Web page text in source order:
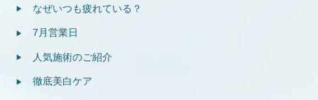
なぜいつも疲れている？
7月営業日
人気施術のご紹介
徹底美白ケア